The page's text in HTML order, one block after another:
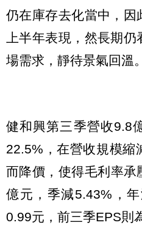
仍在庫存去化當中，因
上半年表現，然長期
場需求，靜待景氣回溫。
健和興第三季營收9.8
22.5%，在營收規模縮
而降價，使得毛利率
億元，季減5.43%，
0.99元，前三季EPS則